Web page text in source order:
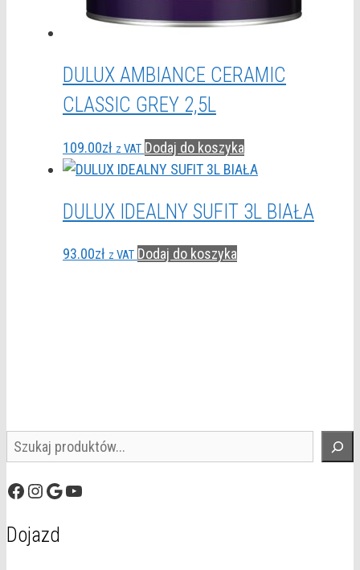
DULUX AMBIANCE CERAMIC
CLASSIC GREY 2,5L
109.00zł z VAT Dodaj do koszyka
DULUX IDEALNY SUFIT 3L BIAŁA
93.00zł z VAT Dodaj do koszyka
Szukaj
Facebook
Instagram
GoogleYouTube
Dojazd